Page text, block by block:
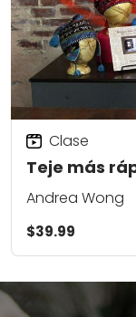
Teje más
Clase
Andrea Wong
$39.99